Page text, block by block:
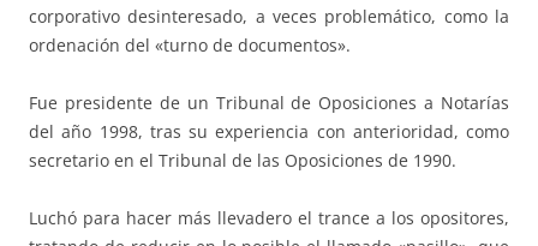
corporativo desinteresado, a veces problemático, como la
ordenación del «turno de documentos».
Fue presidente de un Tribunal de Oposiciones a Notarías
del año 1998, tras su experiencia con anterioridad, como
secretario en el Tribunal de las Oposiciones de 1990.
Luchó para hacer más llevadero el trance a los opositores,